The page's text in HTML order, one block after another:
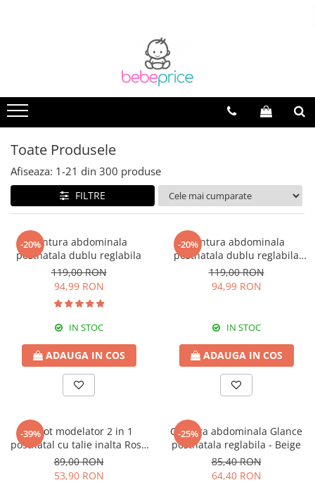
Toate Produsele
Afiseaza: 1-21 din 300 produse
FILTRE
-20%Centura abdominala
postnatala dublu reglabila
119,00 RON
94,99 RON
IN STOC
ADAUGA IN COS
-20%Centura abdominala
postnatala dublu reglabila
black
119,00 RON
94,99 RON
IN STOC
ADAUGA IN COS
-39%
Chilot modelator 2 in 1
postnatal cu talie inalta Rose
Girl
89,00 RON
53,90 RON
-25%
Centura abdominala Glance
postnatala reglabila - Beige
85,40 RON
64,40 RON